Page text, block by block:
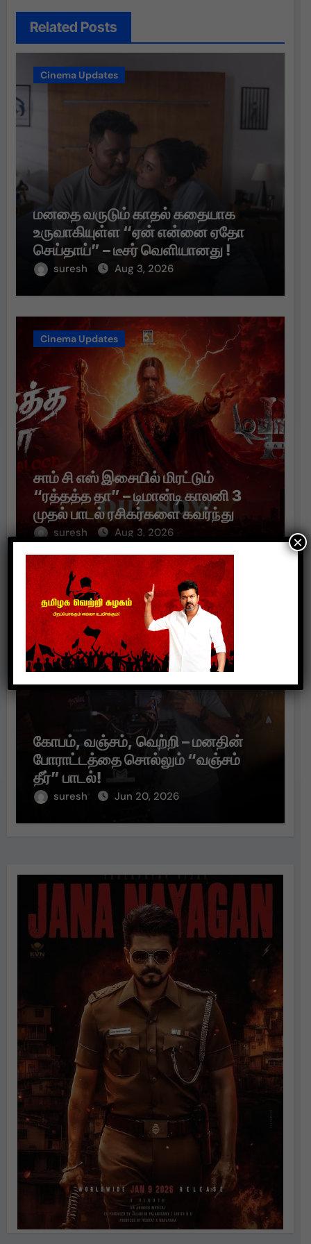
Related Posts
Cinema Updates
மனதை வருடும் காதல் கதையாக
உருவாகியுள்ள “ஏன் என்னை ஏதோ
செய்தாய்” – டீசர் வெளியானது !
suresh Aug 3, 2026
Cinema Updates
சாம் சி எஸ் இசையில் மிரட்டும்
“ரத்தத்த தா” – டிமான்டி காலனி 3
முதல் பாடல் ரசிகர்களை கவர்ந்து
வருகிறது!
suresh Aug 3, 2026
Cinema Updates
கோபம், வஞ்சம், வெற்றி – மனதின்
போராட்டத்தை சொல்லும் “வஞ்சம்
தீர்” பாடல்!
suresh Jun 20, 2026
×